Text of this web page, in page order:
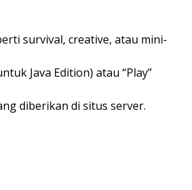
survival, creative, atau mini-
Java Edition) atau “Play”
diberikan di situs server.